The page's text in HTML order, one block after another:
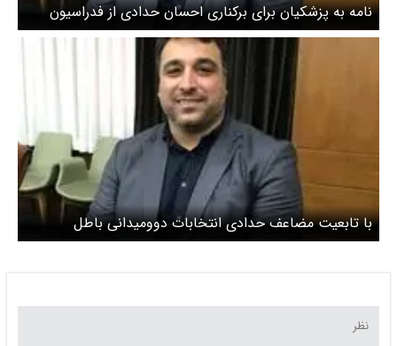
نامه به پزشکیان برای برکناری احسان حدادی از فدراسیون
با تابعیت مضاعف حدادی انتخابات دوومیدانی باطل
است+ویدئو